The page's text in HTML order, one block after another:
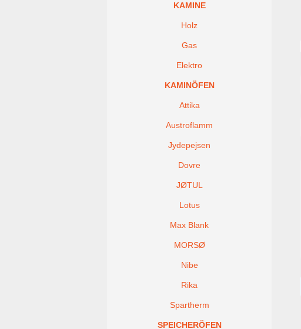
KAMINE
Holz
Gas
Elektro
KAMINÖFEN
Attika
Austroflamm
Jydepejsen
Dovre
JØTUL
Lotus
Max Blank
MORSØ
Nibe
Rika
Spartherm
SPEICHERÖFEN